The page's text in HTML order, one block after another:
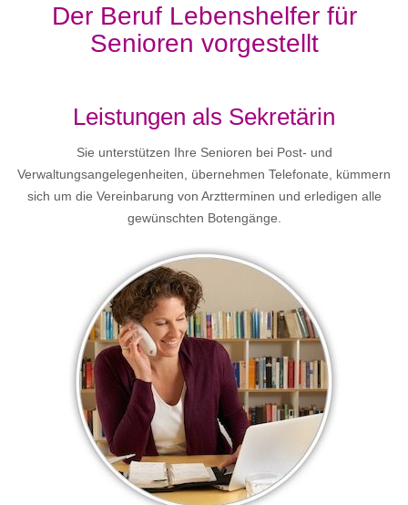
Der Beruf Lebenshelfer für
Senioren vorgestellt
Leistungen als Sekretärin
Sie unterstützen Ihre Senioren bei Post- und
Verwaltungsangelegenheiten, übernehmen Telefonate, kümmern
sich um die Vereinbarung von Arztterminen und erledigen alle
gewünschten Botengänge.